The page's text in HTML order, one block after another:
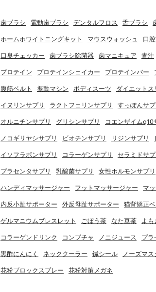
歯ブラシ 電動歯ブラシ デンタルフロス 舌ブラシ
ホームホワイトニングキット マウスウォッシュ 口
口臭チェッカー 歯ブラシ除菌器 歯マニキュア 青汁
プロテイン プロテインシェイカー プロテインバー
腹筋ベルト 振動マシン ボディスーツ ダイエットス
イヌリンサプリ ラクトフェリンサプリ すっぽんサプ
オルニチンサプリ グリシンサプリ コエンザイムq10
ノコギリヤシサプリ ビオチンサプリ リジンサプリ
イソフラボンサプリ コラーゲンサプリ セラミドサプ
プラセンタサプリ 乳酸菌サプリ 女性ホルモンサプリ
ハンディマッサージャー フットマッサージャー マ
内反小趾サポーター 外反母趾サポーター 猫背矯正ベ
ゲルマニウムブレスレット ごぼう茶 なた豆茶 よも
コラーゲンドリンク コンブチャ ノニジュース プラ
黒酢にんにく ネッククーラー 鍼シール ノーズマス
花粉ブロックスプレー 花粉対策メガネ